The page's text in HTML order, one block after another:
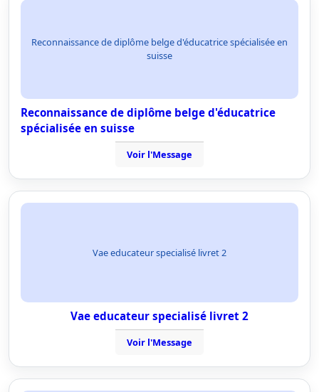
Reconnaissance de diplôme belge d'éducatrice spécialisée en
suisse
Reconnaissance de diplôme belge d'éducatrice
spécialisée en suisse
Voir l'Message
Vae educateur specialisé livret 2
Vae educateur specialisé livret 2
Voir l'Message